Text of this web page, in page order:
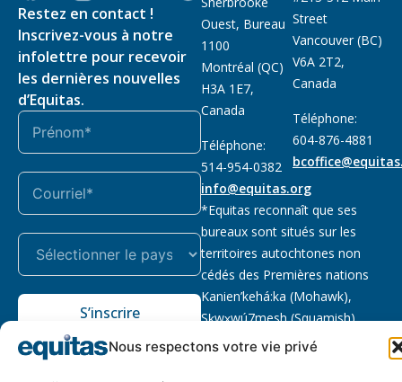
Nous respectons votre vie privé
Restez en contact !
Inscrivez-vous à notre
infolettre pour recevoir
les dernières nouvelles
d’Equitas.
S’inscrire
Ouest, Bureau
1100
Montréal (QC)
H3A 1E7,
Canada
Téléphone:
514-954-0382
info@equitas.org
Street
Vancouver (BC)
V6A 2T2,
Canada
Téléphone:
604-876-4881
*Equitas reconnaît que ses
bureaux sont situés sur les
territoires autochtones non
cédés des Premières nations
Kanien’kehá:ka (Mohawk),
Sḵwx̱wú7mesh (Squamish),
səl̓ilwətaɁɬ (Tsleil Waututh) et